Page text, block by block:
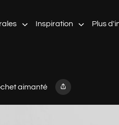
Inspiration Plus
aimanté